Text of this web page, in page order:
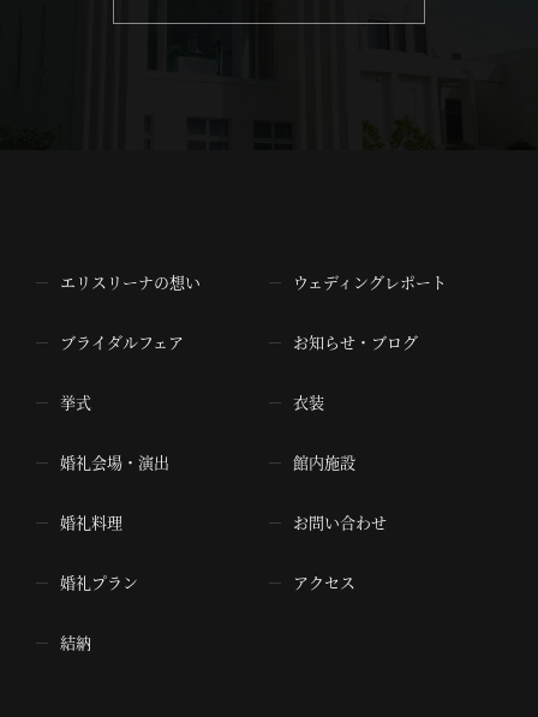
エリスリーナの想い
ブライダルフェア
挙式
婚礼会場・演出
婚礼料理
婚礼プラン
結納
ウェディングレポート
お知らせ・ブログ
衣装
館内施設
お問い合わせ
アクセス